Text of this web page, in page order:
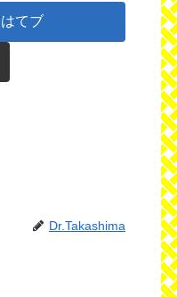
はてブ
Dr.Takashima